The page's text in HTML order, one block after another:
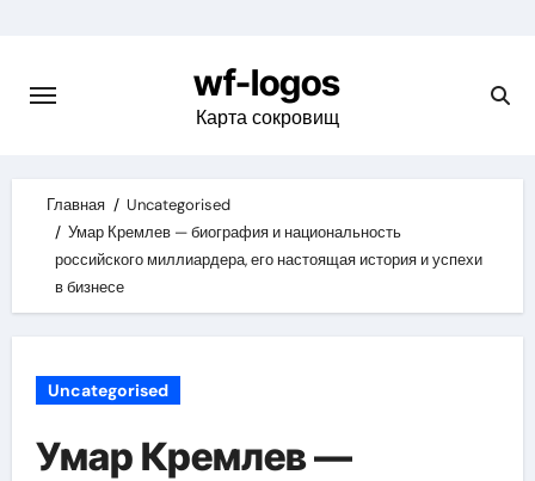
content
wf-logos
Карта сокровищ
Главная
Uncategorised
Умар Кремлев — биография и национальность
российского миллиардера, его настоящая история и успехи
в бизнесе
Uncategorised
Умар Кремлев —